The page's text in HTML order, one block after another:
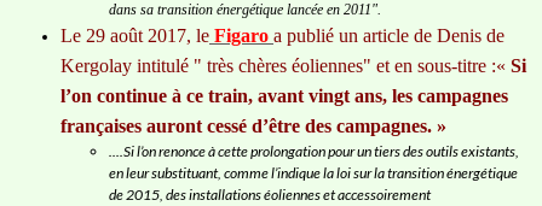
dans sa transition énergétique lancée en 2011".
Le 29 août 2017, le Figaro a publié un article de Denis de
Kergolay intitulé " très chères éoliennes" et en sous-titre :« Si
l’on continue à ce train, avant vingt ans, les campagnes
françaises auront cessé d’être des campagnes. »
....Si l’on renonce à cette prolongation pour un tiers des outils existants,
en leur substituant, comme l’indique la loi sur la transition énergétique
de 2015, des installations éoliennes et accessoirement